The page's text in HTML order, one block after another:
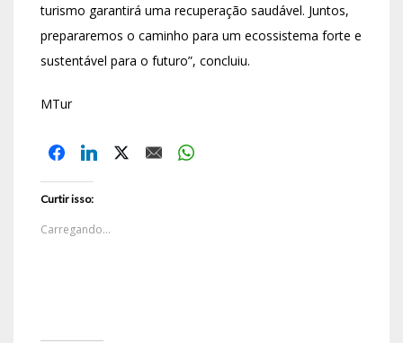
turismo garantirá uma recuperação saudável. Juntos,
prepararemos o caminho para um ecossistema forte e
sustentável para o futuro”, concluiu.
MTur
Curtir isso:
Carregando...